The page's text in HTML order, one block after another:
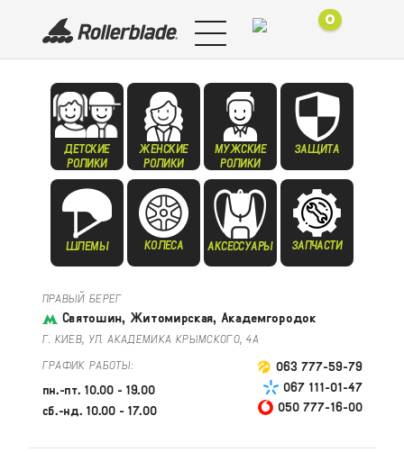
0
ДЕТСКИЕ
РОЛИКИ
ЖЕНСКИЕ
РОЛИКИ
МУЖСКИЕ
РОЛИКИ
ЗАЩИТА
ШЛЕМЫ КОЛЕСА АКСЕССУАРЫ ЗАПЧАСТИ
ПРАВЫЙ БЕРЕГ
Святошин, Житомирская, Академгородок
Г. КИЕВ, УЛ. АКАДЕМИКА КРЫМСКОГО, 4А
ГРАФИК РАБОТЫ:
пн.-пт. 10.00 - 19.00
сб.-нд. 10.00 - 17.00
063 777-59-79
067 111-01-47
050 777-16-00